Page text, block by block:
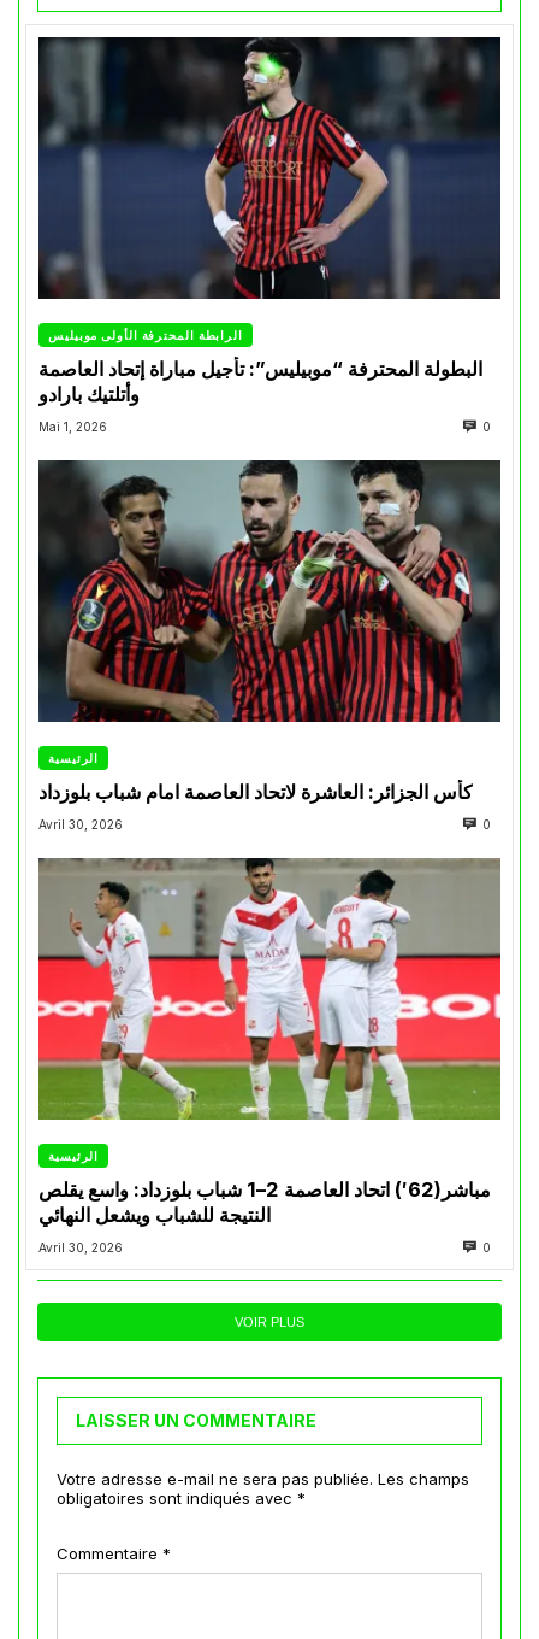
الرابطة المحترفة الأولى موبيليس
البطولة المحترفة “موبيليس”: تأجيل مباراة إتحاد العاصمة
وأتلتيك بارادو
Mai 1, 2026 0
الرئيسية
كأس الجزائر: العاشرة لاتحاد العاصمة امام شباب بلوزداد
Avril 30, 2026 0
الرئيسية
مباشر(62′) اتحاد العاصمة 2–1 شباب بلوزداد: واسع يقلص
النتيجة للشباب ويشعل النهائي
Avril 30, 2026 0
VOIR PLUS
LAISSER UN COMMENTAIRE
Votre adresse e-mail ne sera pas publiée. Les champs
obligatoires sont indiqués avec *
Commentaire *